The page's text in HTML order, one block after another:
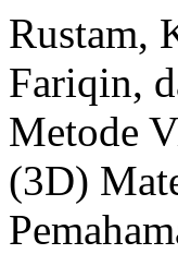
Rustam,
Fariqin,
Metode
(3D)